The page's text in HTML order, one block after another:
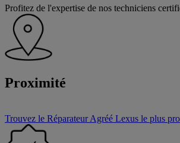
Profitez de l'expertise de nos techniciens
Proximité
Trouvez le Réparateur Agréé Lexus le plus